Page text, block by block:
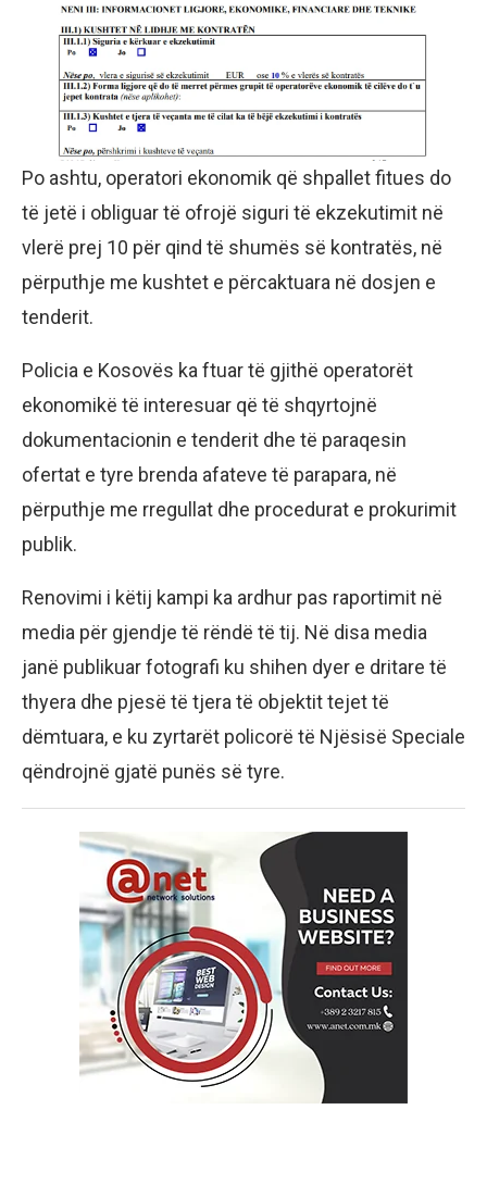
Po ashtu, operatori ekonomik që shpallet fitues do
të jetë i obliguar të ofrojë siguri të ekzekutimit në
vlerë prej 10 për qind të shumës së kontratës, në
përputhje me kushtet e përcaktuara në dosjen e
tenderit.
Policia e Kosovës ka ftuar të gjithë operatorët
ekonomikë të interesuar që të shqyrtojnë
dokumentacionin e tenderit dhe të paraqesin
ofertat e tyre brenda afateve të parapara, në
përputhje me rregullat dhe procedurat e prokurimit
publik.
Renovimi i këtij kampi ka ardhur pas raportimit në
media për gjendje të rëndë të tij. Në disa media
janë publikuar fotografi ku shihen dyer e dritare të
thyera dhe pjesë të tjera të objektit tejet të
dëmtuara, e ku zyrtarët policorë të Njësisë Speciale
qëndrojnë gjatë punës së tyre.